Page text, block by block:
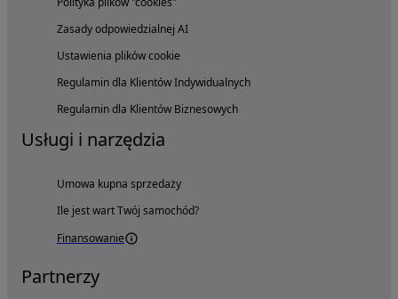
Zasady odpowiedzialnej AI
Ustawienia plików cookie
Regulamin dla Klientów Indywidualnych
Regulamin dla Klientów Biznesowych
Usługi i narzędzia
Umowa kupna sprzedaży
Ile jest wart Twój samochód?
Finansowanie
Partnerzy